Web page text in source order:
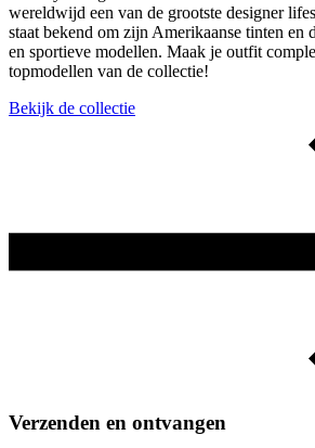
wereldwijd een van de grootste designer
staat bekend om zijn Amerikaanse tinten en
en sportieve modellen. Maak je outfit
topmodellen van de collectie!
Bekijk de collectie
Verzenden en ontvangen